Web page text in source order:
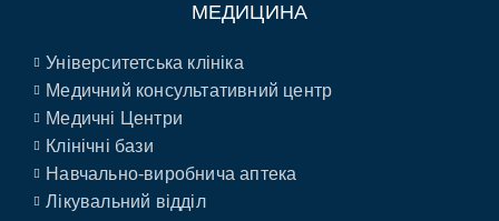
МЕДИЦИНА
Університетська клініка
Медичний консультативний центр
Медичні Центри
Клінічні бази
Навчально-виробнича аптека
Лікувальний відділ